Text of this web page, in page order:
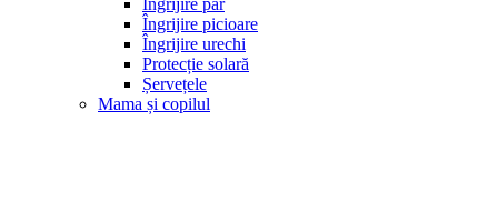
Îngrijire picioare
Îngrijire urechi
Protecție solară
Șervețele
Mama și copilul